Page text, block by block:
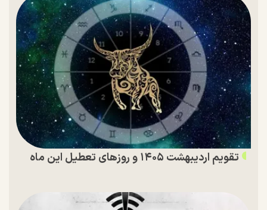
تقویم اردیبهشت ۱۴۰۵ و روز‌های تعطیل این ماه